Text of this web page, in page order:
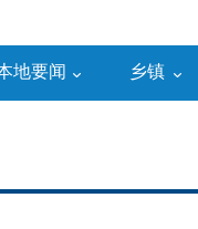
地要闻 乡镇